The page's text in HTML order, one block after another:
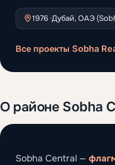
1976 ·Дубай, ОАЭ
Все проекты Sobha
О районе Sobha
Sobha Central —